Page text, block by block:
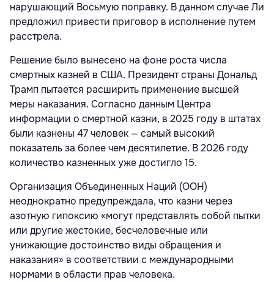
нарушающий Восьмую поправку. В данном случае Ли
предложил привести приговор в исполнение путем
расстрела.
Решение было вынесено на фоне роста числа
смертных казней в США. Президент страны Дональд
Трамп пытается расширить применение высшей
меры наказания. Согласно данным Центра
информации о смертной казни, в 2025 году в штатах
были казнены 47 человек — самый высокий
показатель за более чем десятилетие. В 2026 году
количество казненных уже достигло 15.
Организация Объединенных Наций (ООН)
неоднократно предупреждала, что казни через
азотную гипоксию «могут представлять собой пытки
или другие жестокие, бесчеловечные или
унижающие достоинство виды обращения и
наказания» в соответствии с международными
нормами в области прав человека.